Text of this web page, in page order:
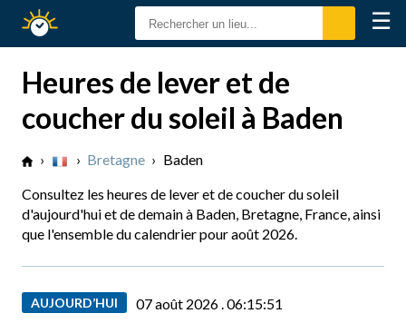
Calendrier
Solaire
☰
Heures de lever et de
coucher du soleil à Baden
› › Bretagne › Baden
Consultez les heures de lever et de coucher du soleil
d'aujourd'hui et de demain à Baden, Bretagne, France, ainsi
que l'ensemble du calendrier pour août 2026.
AUJOURD’HUI 07 août 2026 .06:15:51